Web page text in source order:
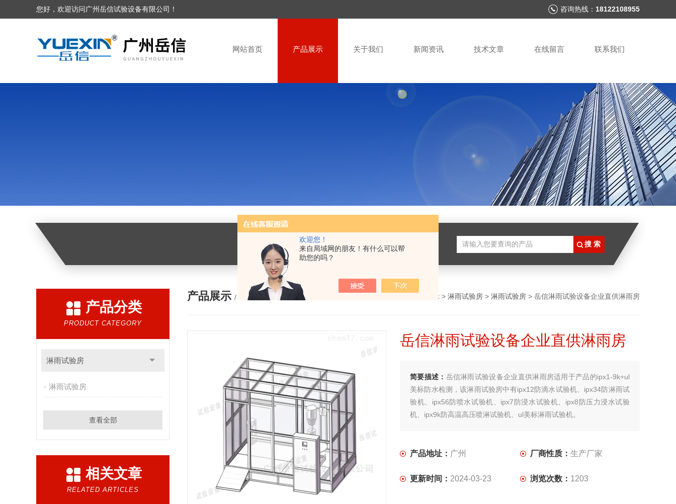
欢迎您！
来自局域网的朋友！有什么可以帮
助您的吗？
您好，欢迎访问广州岳信试验设备有限公司！ 咨询热线： 18122108955
网站首页 产品展示 关于我们 新闻资讯 技术文章 在线留言 联系我们
产品分类
PRODUCT CATEGORY
淋雨试验房
淋雨试验房
查看全部
相关文章
RELATED ARTICLES
产品展示 / PRODUCTS 产品展示 > 淋雨试验房 > 淋雨试验房 > 岳信淋雨试验设备企业直供淋雨房
岳信淋雨试验设备企业直供淋雨房
简要描述： 岳信淋雨试验设备企业直供淋雨房适用于产品的ipx1-9k+ul
美标防水检测，该淋雨试验房中有ipx12防滴水试验机、ipx34防淋雨试
验机、ipx56防喷水试验机、ipx7防浸水试验机、ipx8防压力浸水试验
机、ipx9k防高温高压喷淋试验机、ul美标淋雨试验机。
产品地址： 广州 厂商性质： 生产厂家
更新时间： 2024-03-23 浏览次数： 1203